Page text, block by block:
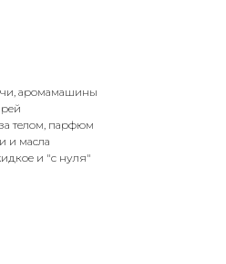
аромамашины
телом, парфюм
и масла
и "с нуля"